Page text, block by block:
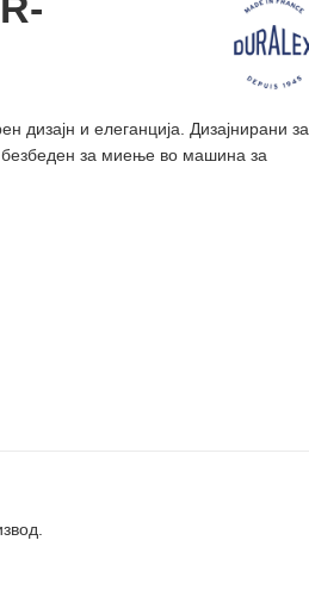
дизајн и елеганција. Дизајнирани за
безбеден за миење во машина за